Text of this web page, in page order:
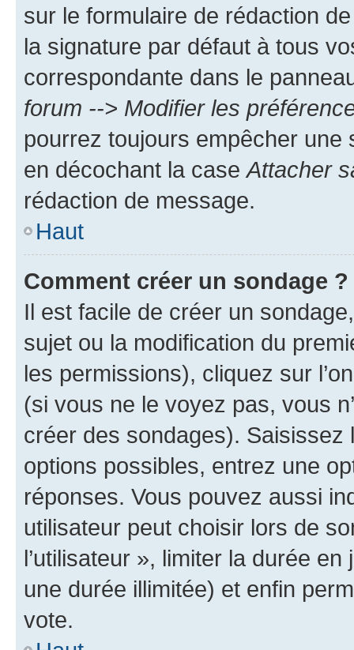
sur le formulaire de rédaction
la signature par défaut à tous
correspondante dans le
forum --> Modifier les
pourrez toujours empêcher une
en décochant la case Attacher
rédaction de message.
Haut
Comment créer un sondage ?
Il est facile de créer un
sujet ou la modification du
les permissions), cliquez sur
(si vous ne le voyez pas, vous
créer des sondages).
options possibles, entrez une
réponses. Vous pouvez aussi
utilisateur peut choisir lors de
l’utilisateur », limiter la durée
une durée illimitée) et enfin
vote.